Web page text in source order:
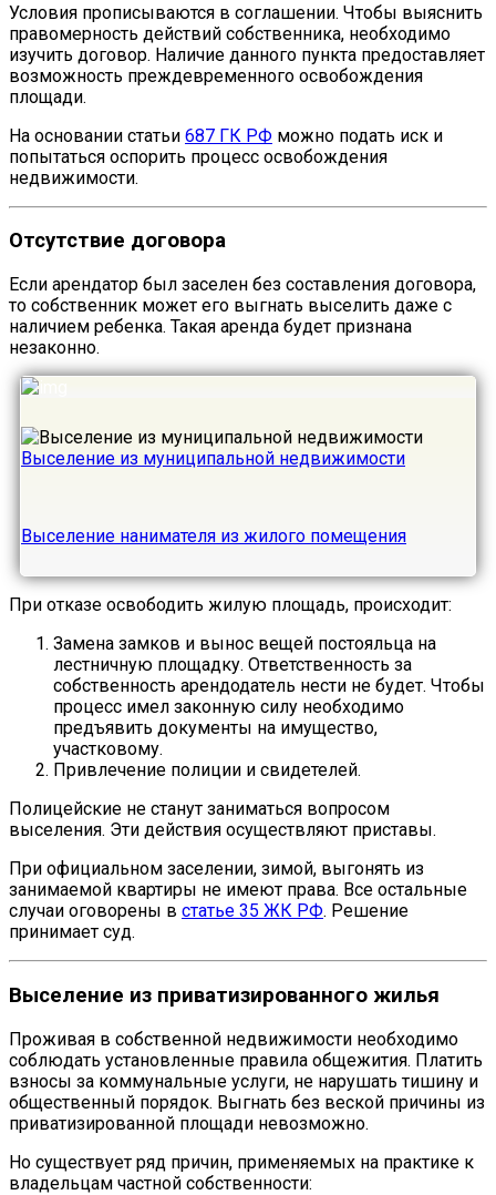
Условия прописываются в соглашении. Чтобы выяснить
правомерность действий собственника, необходимо
изучить договор. Наличие данного пункта предоставляет
возможность преждевременного освобождения
площади.
На основании статьи 687 ГК РФ можно подать иск и
попытаться оспорить процесс освобождения
недвижимости.
Отсутствие договора
Если арендатор был заселен без составления договора,
то собственник может его выгнать выселить даже с
наличием ребенка. Такая аренда будет признана
незаконно.
Выселение из муниципальной недвижимости
Выселение нанимателя из жилого помещения
При отказе освободить жилую площадь, происходит:
Замена замков и вынос вещей постояльца на
лестничную площадку. Ответственность за
собственность арендодатель нести не будет. Чтобы
процесс имел законную силу необходимо
предъявить документы на имущество,
участковому.
Привлечение полиции и свидетелей.
Полицейские не станут заниматься вопросом
выселения. Эти действия осуществляют приставы.
При официальном заселении, зимой, выгонять из
занимаемой квартиры не имеют права. Все остальные
случаи оговорены в статье 35 ЖК РФ. Решение
принимает суд.
Выселение из приватизированного жилья
Проживая в собственной недвижимости необходимо
соблюдать установленные правила общежития. Платить
взносы за коммунальные услуги, не нарушать тишину и
общественный порядок. Выгнать без веской причины из
приватизированной площади невозможно.
Но существует ряд причин, применяемых на практике к
владельцам частной собственности: